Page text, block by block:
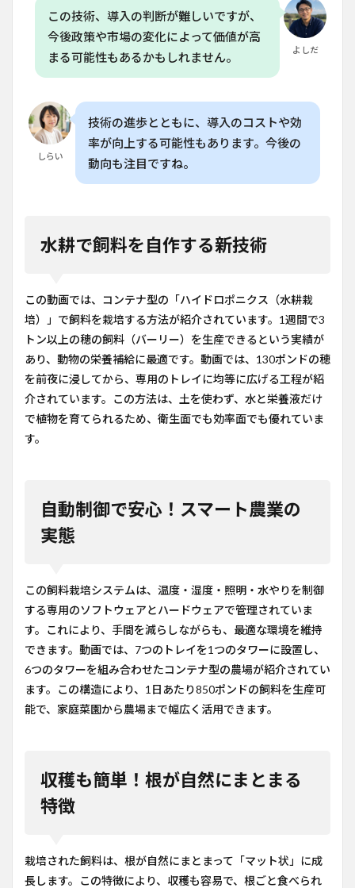
よしだ
この技術、導入の判断が難しいですが、
今後政策や市場の変化によって価値が高
まる可能性もあるかもしれません。
しらい
技術の進歩とともに、導入のコストや効
率が向上する可能性もあります。今後の
動向も注目ですね。
水耕で飼料を自作する新技術
この動画では、コンテナ型の「ハイドロポニクス（水耕栽
培）」で飼料を栽培する方法が紹介されています。1週間で3
トン以上の穂の飼料（バーリー）を生産できるという実績が
あり、動物の栄養補給に最適です。動画では、130ポンドの穂
を前夜に浸してから、専用のトレイに均等に広げる工程が紹
介されています。この方法は、土を使わず、水と栄養液だけ
で植物を育てられるため、衛生面でも効率面でも優れていま
す。
自動制御で安心！スマート農業の
実態
この飼料栽培システムは、温度・湿度・照明・水やりを制御
する専用のソフトウェアとハードウェアで管理されていま
す。これにより、手間を減らしながらも、最適な環境を維持
できます。動画では、7つのトレイを1つのタワーに設置し、
6つのタワーを組み合わせたコンテナ型の農場が紹介されてい
ます。この構造により、1日あたり850ポンドの飼料を生産可
能で、家庭菜園から農場まで幅広く活用できます。
収穫も簡単！根が自然にまとまる
特徴
栽培された飼料は、根が自然にまとまって「マット状」に成
長します。この特徴により、収穫も容易で、根ごと食べられ